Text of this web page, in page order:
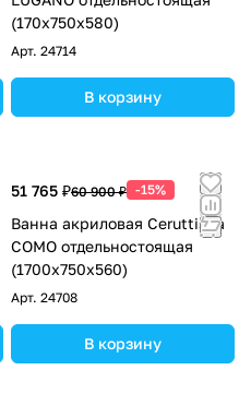
(170х750х580)
Арт. 24714
В корзину
51 765 ₽60 900 ₽ -15%
Ванна акриловая Ceruttispa
COMO отдельностоящая
(1700x750x560)
Арт. 24708
В корзину